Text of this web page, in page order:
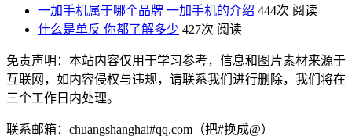
一加手机属于哪个品牌 一加手机的介绍 444次 阅读
什么是单反 你都了解多少 427次 阅读
免责声明：本站内容仅用于学习参考，信息和图片素材来源于
互联网，如内容侵权与违规，请联系我们进行删除，我们将在
三个工作日内处理。
联系邮箱：chuangshanghai#qq.com（把#换成@）